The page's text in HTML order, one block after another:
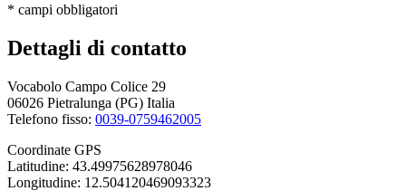
* campi obbligatori
Dettagli di contatto
Vocabolo Campo Colice 29
06026 Pietralunga (PG) Italia
Telefono fisso: 0039-0759462005
Coordinate GPS
Latitudine: 43.49975628978046
Longitudine: 12.504120469093323